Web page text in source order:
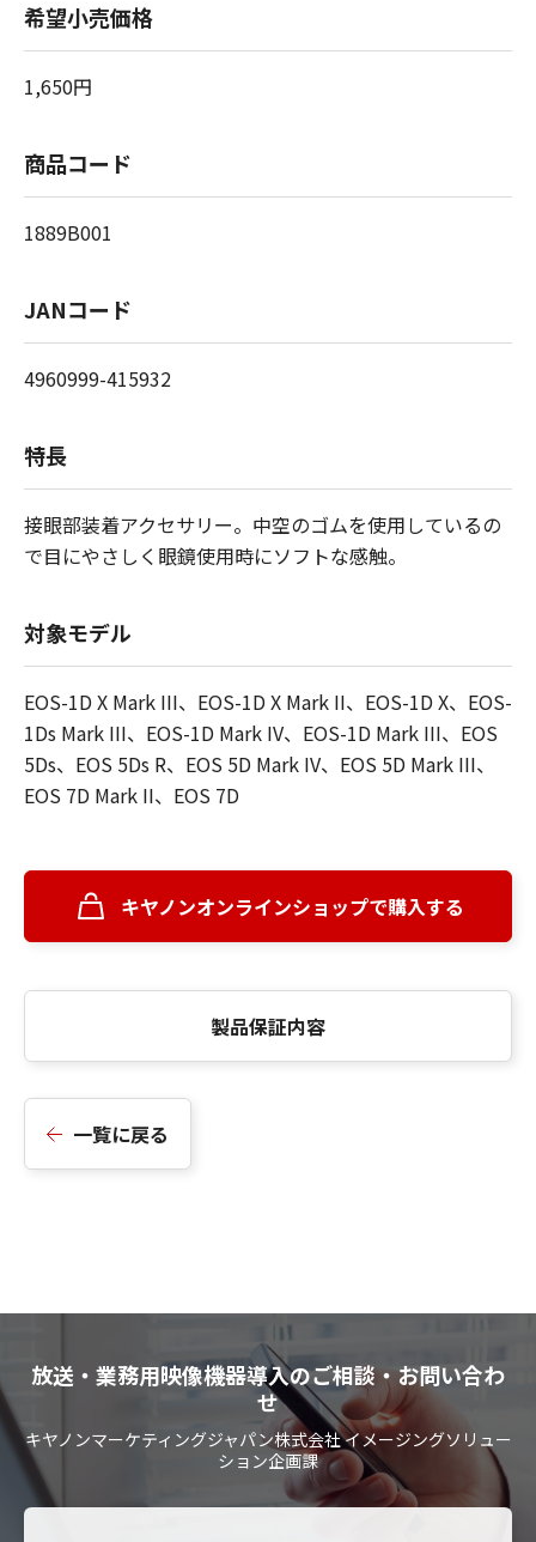
希望小売価格
1,650円
商品コード
1889B001
JANコード
4960999-415932
特長
接眼部装着アクセサリー。中空のゴムを使用しているの
で目にやさしく眼鏡使用時にソフトな感触。
対象モデル
EOS-1D X Mark III、EOS-1D X Mark II、EOS-1D X、EOS-
1Ds Mark III、EOS-1D Mark IV、EOS-1D Mark III、EOS
5Ds、EOS 5Ds R、EOS 5D Mark IV、EOS 5D Mark III、
EOS 7D Mark II、EOS 7D
キヤノンオンラインショップで購入する
製品保証内容
一覧に戻る
放送・業務用映像機器導入のご相談・お問い合わ
せ
キヤノンマーケティングジャパン株式会社 イメージングソリュー
ション企画課